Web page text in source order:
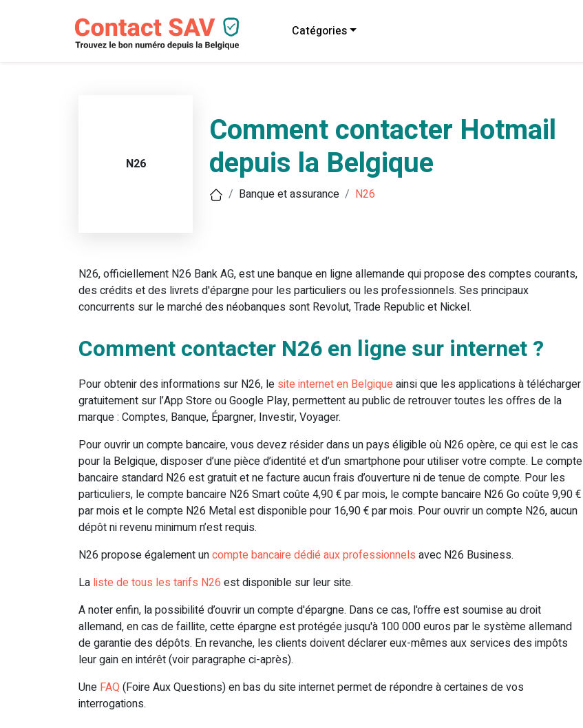
Catégories
N26
Comment contacter Hotmail
depuis la Belgique
Banque et assurance N26
N26, officiellement N26 Bank AG, est une banque en ligne allemande qui propose des comptes courants,
des crédits et des livrets d'épargne pour les particuliers ou les professionnels. Ses principaux
concurrents sur le marché des néobanques sont Revolut, Trade Republic et Nickel.
Comment contacter N26 en ligne sur internet ?
Pour obtenir des informations sur N26, le site internet en Belgiqueainsi que les applications à télécharger
gratuitement sur l’App Store ou Google Play, permettent au public de retrouver toutes les offres de la
marque : Comptes, Banque, Épargner, Investir, Voyager.
Pour ouvrir un compte bancaire, vous devez résider dans un pays éligible où N26 opère, ce qui est le cas
pour la Belgique, disposer d’une pièce d’identité et d’un smartphone pour utiliser votre compte. Le compte
bancaire standard N26 est gratuit et ne facture aucun frais d’ouverture ni de tenue de compte. Pour les
particuliers, le compte bancaire N26 Smart coûte 4,90 € par mois, le compte bancaire N26 Go coûte 9,90 €
par mois et le compte N26 Metal est disponible pour 16,90 € par mois. Pour ouvrir un compte N26, aucun
dépôt ni revenu minimum n’est requis.
N26 propose également uncompte bancaire dédié aux professionnels avec N26 Business.
La liste de tous les tarifs N26 est disponible sur leur site.
A noter enfin, la possibilité d’ouvrir un compte d'épargne. Dans ce cas, l'offre est soumise au droit
allemand, en cas de faillite, cette épargne est protégée jusqu'à 100 000 euros par le système allemand
de garantie des dépôts. En revanche, les clients doivent déclarer eux-mêmes aux services des impôts
leur gain en intérêt (voir paragraphe ci-après).
Une FAQ (Foire Aux Questions) en bas du site internet permet de répondre à certaines de vos
interrogations.